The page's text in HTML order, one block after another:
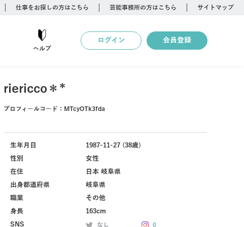
仕事をお探しの方はこちら 芸能事務所の方はこちら サイトマップ
ヘルプ
ログイン 会員登録
riericco＊*
プロフィールコード： MTcyOTk3fda
生年月日
1987-11-27 (38歳)
性別
女性
在住
日本 岐阜県
出身都道府県
岐阜県
職業
その他
身長
163cm
SNS
なし 0